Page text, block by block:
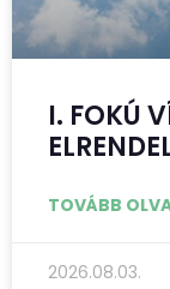
I. FOKÚ
TOVÁBB
2026.08.03.